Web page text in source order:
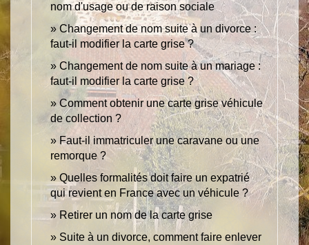
nom d'usage ou de raison sociale
Changement de nom suite à un divorce :
faut-il modifier la carte grise ?
Changement de nom suite à un mariage :
faut-il modifier la carte grise ?
Comment obtenir une carte grise véhicule
de collection ?
Faut-il immatriculer une caravane ou une
remorque ?
Quelles formalités doit faire un expatrié
qui revient en France avec un véhicule ?
Retirer un nom de la carte grise
Suite à un divorce, comment faire enlever